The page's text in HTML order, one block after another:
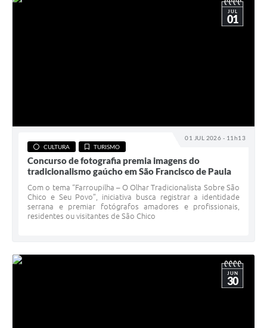
01 JUL 2026 - 11h13
JUL
01
CULTURA TURISMO
Concurso de fotografia premia imagens do
tradicionalismo gaúcho em São Francisco de Paula
Com o tema “Farroupilha – O Olhar Tradicionalista Sobre São
Chico e Seu Povo”, iniciativa busca registrar a identidade
serrana e premiar fotógrafos amadores e profissionais,
residentes ou visitantes de São Chico
JUN
30